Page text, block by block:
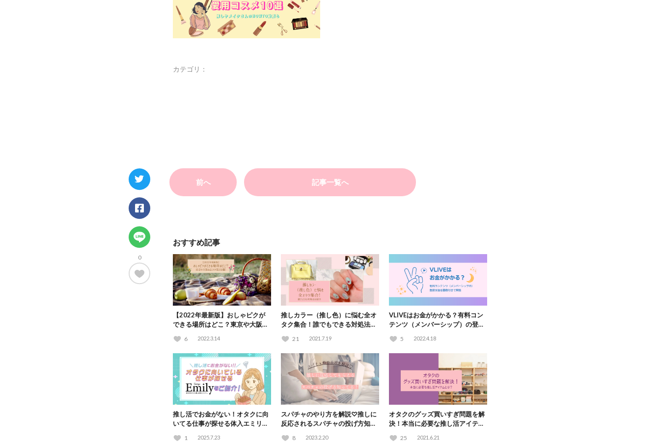
0
カテゴリ：
前へ 記事一覧へ
おすすめ記事
【2022年最新版】おしゃピクが
できる場所はどこ？東京や大阪な
6 2022.3.14
推しカラー（推し色）に悩む全オ
タク集合！誰でもできる対処法を
21 2021.7.19
VLIVEはお金がかかる？有料コン
テンツ（メンバーシップ）の登録
5 2022.4.18
推し活でお金がない！オタクに向
いてる仕事が探せる体入エミリー
1 2025.7.23
スパチャのやり方を解説♡推しに
反応されるスパチャの投げ方知っ
8 2023.2.20
オタクのグッズ買いすぎ問題を解
決！本当に必要な推し活アイテム
25 2021.6.21